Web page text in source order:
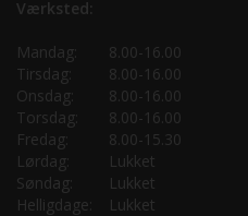
Værksted:
Mandag:
8.00-16.00
Tirsdag:
8.00-16.00
Onsdag:
8.00-16.00
Torsdag:
8.00-16.00
Fredag:
8.00-15.30
Lørdag:
Lukket
Søndag:
Lukket
Helligdage:
Lukket